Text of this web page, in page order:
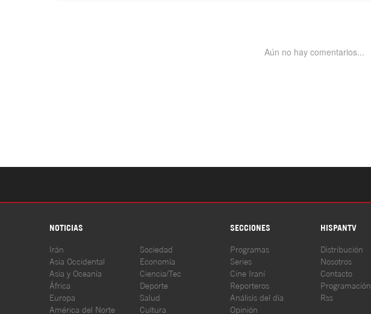
NOTICIAS SECCIONES HISPANTV
Irán
Asia Occidental
Asia y Oceanía
África
Europa
América del Norte
Sociedad
Economía
Ciencia/Tec
Deporte
Salud
Cultura
Programas
Series
Cine Iraní
Reporteros
Análisis del día
Opinión
Distribución
Nosotros
Contacto
Programación
Rss